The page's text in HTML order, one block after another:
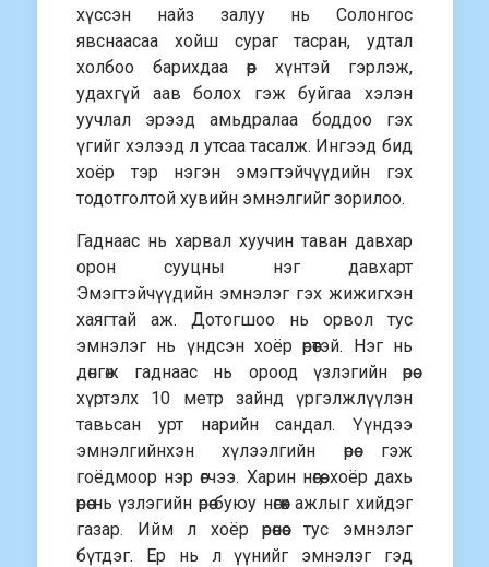
хүссэн найз залуу нь Солонгос
явснаасаа хойш сураг тасран, удтал
холбоо барихдаа өөр хүнтэй гэрлэж,
удахгүй аав болох гэж буйгаа хэлэн
уучлал эрээд амьдралаа боддоо гэх
үгийг хэлээд л утсаа тасалж. Ингээд бид
хоёр тэр нэгэн эмэгтэйчүүдийн гэх
тодотголтой хувийн эмнэлгийг зорилоо.
Гаднаас нь харвал хуучин таван давхар
орон сууцны нэг давхарт
Эмэгтэйчүүдийн эмнэлэг гэх жижигхэн
хаягтай аж. Дотогшоо нь орвол тус
эмнэлэг нь үндсэн хоёр өрөөтэй. Нэг нь
дөнгөж гаднаас нь ороод үзлэгийн өрөө
хүртэлх 10 метр зайнд үргэлжлүүлэн
тавьсан урт нарийн сандал. Үүндээ
эмнэлгийнхэн хүлээлгийн өрөө гэж
гоёдмоор нэр өгчээ. Харин нөгөө, хоёр дахь
өрөө нь үзлэгийн өрөө буюу нөгөөх ажлыг хийдэг
газар. Ийм л хоёр өрөөнөөс тус эмнэлэг
бүтдэг. Ер нь л үүнийг эмнэлэг гэд